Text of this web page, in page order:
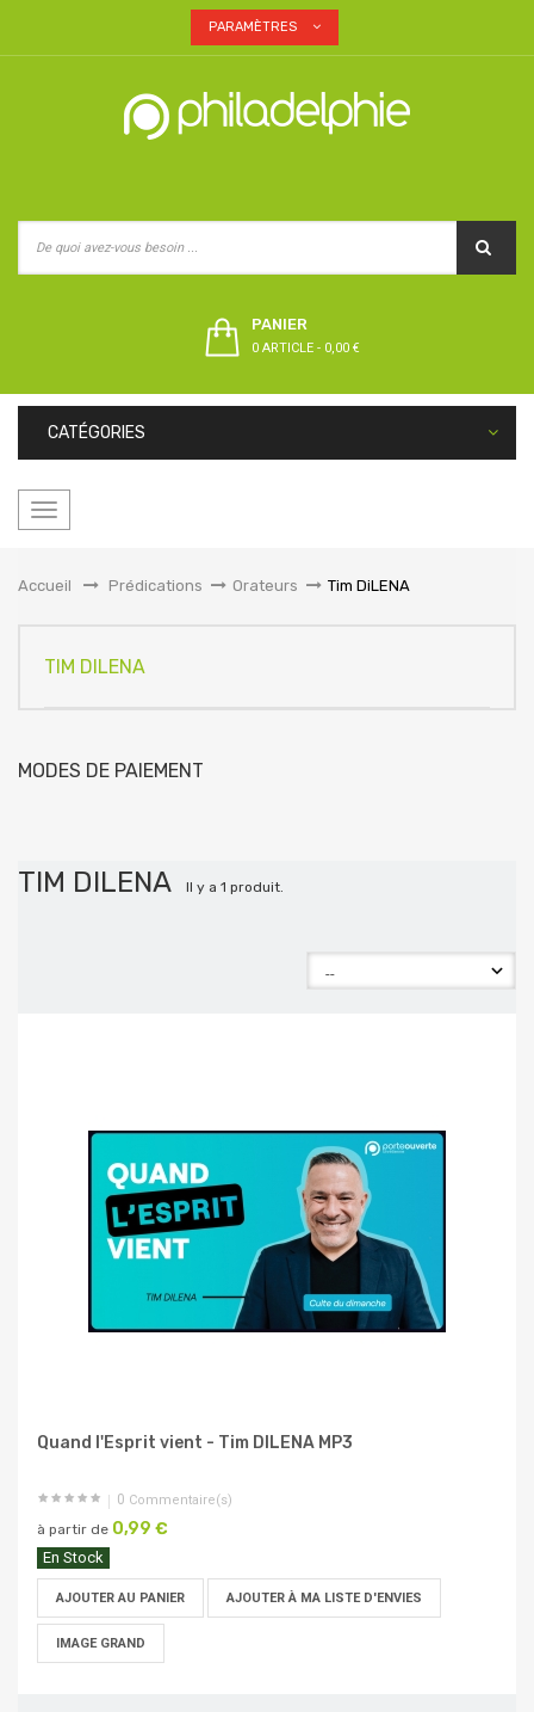
PARAMÈTRES
PANIER
0 ARTICLE - 0,00 €
CATÉGORIES
Basculer
Accueil
&gt;Prédications > Orateurs > Tim DiLENA
TIM DILENA
MODES DE PAIEMENT
TIM DILENA Il y a 1 produit.
Quand l'Esprit vient - Tim DILENA MP3
0 Commentaire(s)
à partir de 0,99 €
En Stock
AJOUTER AU PANIER AJOUTER À MA LISTE D'ENVIES
IMAGE GRAND